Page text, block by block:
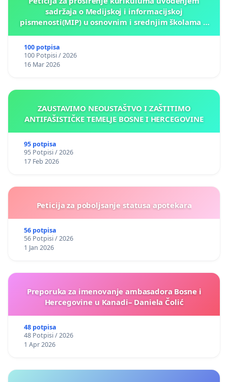
sadržaja o Medijskoj i informacijskoj
pismenosti(MIP) u osnovnim i srednjim školama u
100 potpisa
100 Potpisi / 2026
16 Mar 2026
ZAUSTAVIMO NEOUSTAŠTVO I ZAŠTITIMO
ANTIFAŠISTIČKE TEMELJE BOSNE I HERCEGOVINE
95 potpisa
95 Potpisi / 2026
17 Feb 2026
Peticija za poboljsanje statusa apotekara
56 potpisa
56 Potpisi / 2026
1 Jan 2026
Preporuka za imenovanje ambasadora Bosne i
Hercegovine u Kanadi– Daniela Čolić
48 potpisa
48 Potpisi / 2026
1 Apr 2026